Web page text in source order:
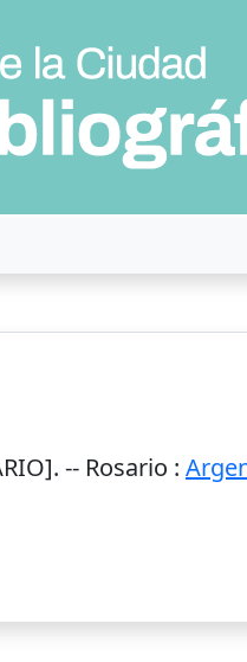
-- Rosario :